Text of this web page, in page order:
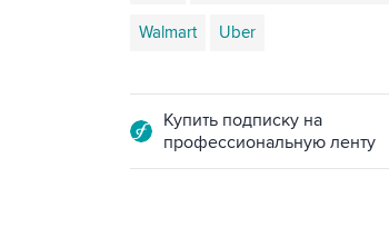
Walmart Uber
Купить подписку на
профессиональную ленту